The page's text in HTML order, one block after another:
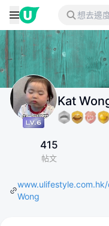
Kat
415
帖文
Wong